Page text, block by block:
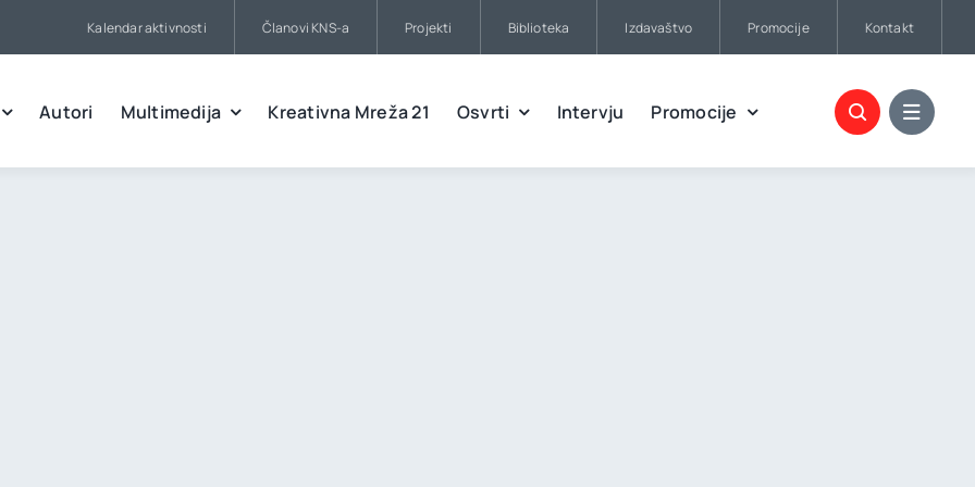
Kalendar aktivnosti Članovi KNS-a Projekti Biblioteka Izdavaštvo Promocije Kontakt
Autori Multimedija Kreativna Mreža 21 Osvrti Intervju Promocije